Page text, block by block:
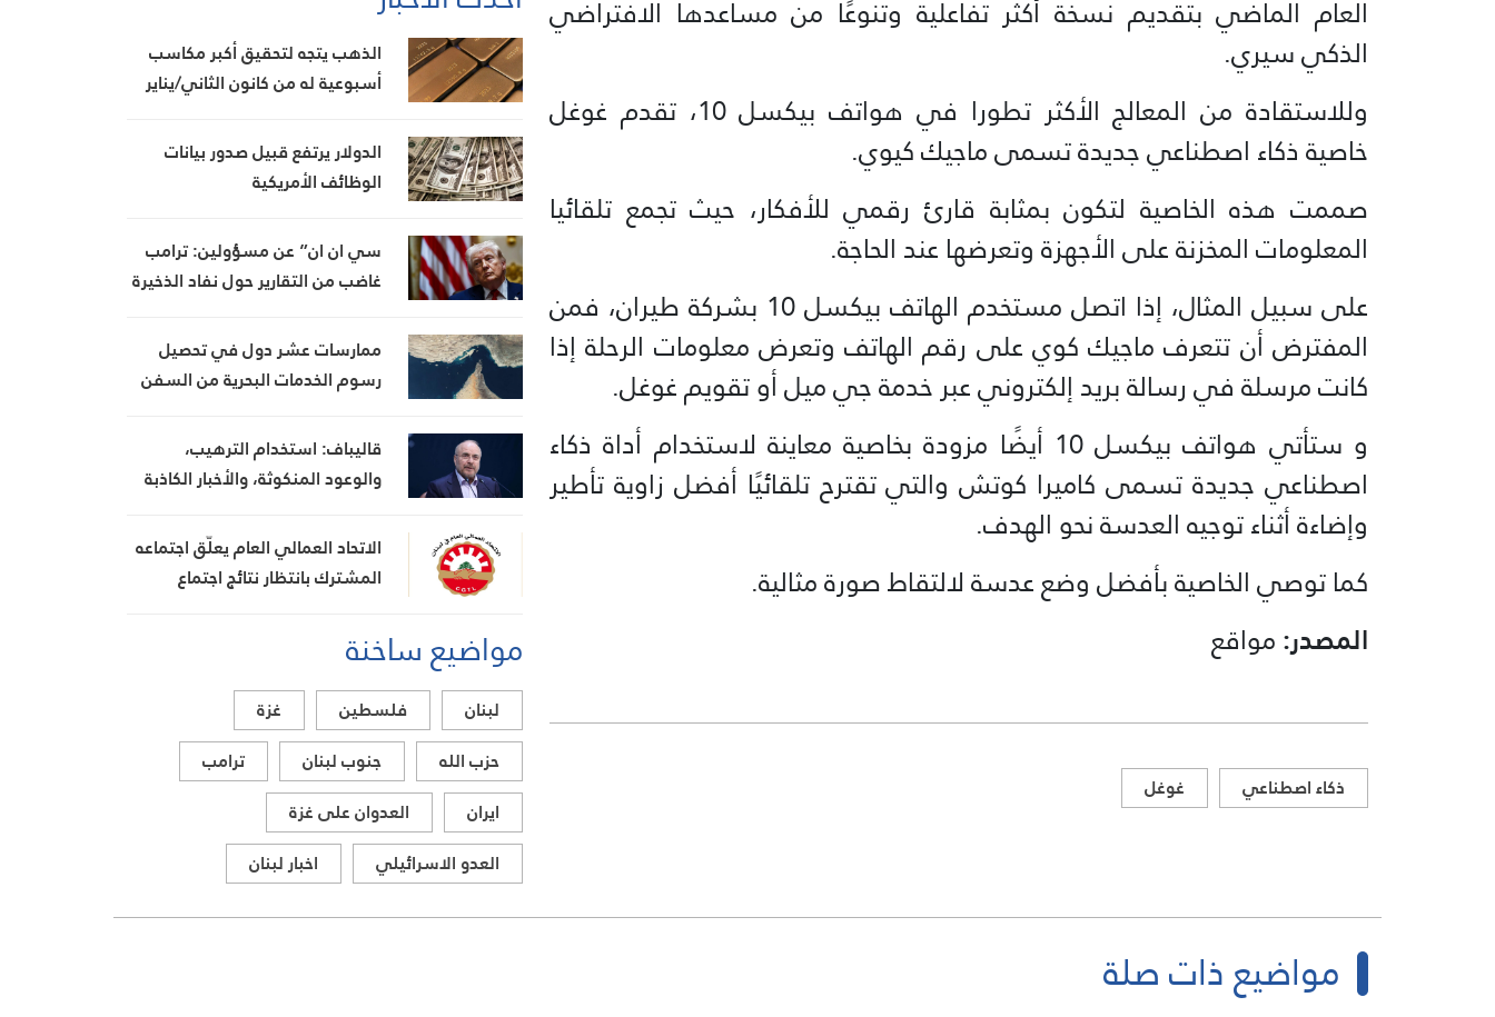
العام الماضي بتقديم نسخة أكثر تفاعلية وتنوعًا من مساعدها الافتراضي
الذكي سيري.
وللاستقادة من المعالج الأكثر تطورا في هواتف بيكسل 10، تقدم غوغل
خاصية ذكاء اصطناعي جديدة تسمى ماجيك كيوي.
صممت هذه الخاصية لتكون بمثابة قارئ رقمي للأفكار، حيث تجمع تلقائيا
المعلومات المخزنة على الأجهزة وتعرضها عند الحاجة.
على سبيل المثال، إذا اتصل مستخدم الهاتف بيكسل 10 بشركة طيران، فمن
المفترض أن تتعرف ماجيك كوي على رقم الهاتف وتعرض معلومات الرحلة إذا
كانت مرسلة في رسالة بريد إلكتروني عبر خدمة جي ميل أو تقويم غوغل.
و ستأتي هواتف بيكسل 10 أيضًا مزودة بخاصية معاينة لاستخدام أداة ذكاء
اصطناعي جديدة تسمى كاميرا كوتش والتي تقترح تلقائيًا أفضل زاوية تأطير
وإضاءة أثناء توجيه العدسة نحو الهدف.
كما توصي الخاصية بأفضل وضع عدسة لالتقاط صورة مثالية.
المصدر:مواقع
ذكاء اصطناعي غوغل
الذهب يتجه لتحقيق أكبر مكاسب
أسبوعية له من كانون الثاني/يناير
الدولار يرتفع قبيل صدور بيانات
الوظائف الأمريكية
سي ان ان” عن مسؤولين: ترامب
غاضب من التقارير حول نفاد الذخيرة
المفاوضات
ممارسات عشر دول في تحصيل
رسوم الخدمات البحرية من السفن
قاليباف: استخدام الترهيب،
والوعود المنكوثة، والأخبار الكاذبة
الاتحاد العمالي العام يعلّق اجتماعه
المشترك بانتظار نتائج اجتماع
مواضيع ساخنة
لبنان فلسطين
غزة
حزب الله
جنوب لبنان
ترامب
ايران
العدوان على غزة
العدو الاسرائيلي
اخبار لبنان
مواضيع ذات صلة